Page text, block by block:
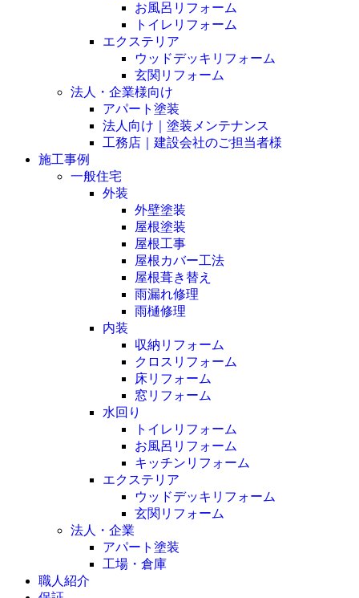
お風呂リフォーム
トイレリフォーム
エクステリア
ウッドデッキリフォーム
玄関リフォーム
法人・企業様向け
アパート塗装
法人向け｜塗装メンテナンス
工務店｜建設会社のご担当者様
施工事例
一般住宅
外装
外壁塗装
屋根塗装
屋根工事
屋根カバー工法
屋根葺き替え
雨漏れ修理
雨樋修理
内装
収納リフォーム
クロスリフォーム
床リフォーム
窓リフォーム
水回り
トイレリフォーム
お風呂リフォーム
キッチンリフォーム
エクステリア
ウッドデッキリフォーム
玄関リフォーム
法人・企業
アパート塗装
工場・倉庫
職人紹介